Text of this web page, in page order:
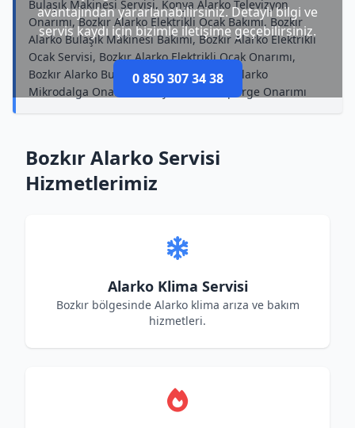
avantajından yararlanabilirsiniz. Detaylı bilgi ve
servis kaydı için bizimle iletişime geçebilirsiniz.
0 850 307 34 38
Bulaşık Makinesi Servisi, Konya Alarko Televizyon
Onarımı, Bozkır Alarko Elektrikli Ocak Bakımı, Bozkır
Alarko Bulaşık Makinesi Bakımı, Bozkır Alarko Elektrikli
Ocak Servisi, Bozkır Alarko Elektrikli Ocak Onarımı,
Bozkır Alarko Buzdolabı Bakımı, Bozkır Alarko
Mikrodalga Onarımı, Konya Alarko Süpürge Onarımı
Bozkır Alarko Servisi
Hizmetlerimiz
Alarko Klima Servisi
Bozkır bölgesinde Alarko klima arıza ve bakım
hizmetleri.